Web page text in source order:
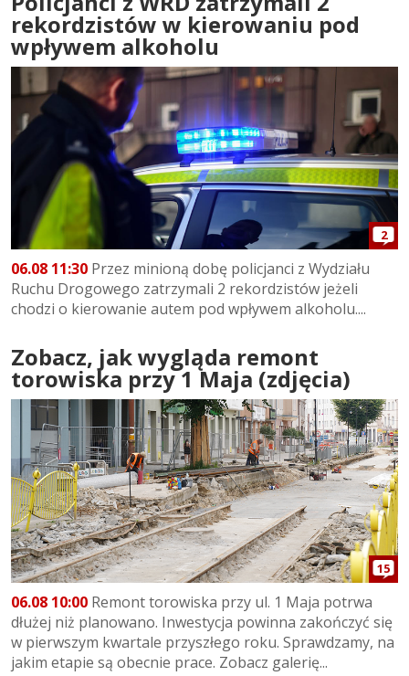
rekordzistów w kierowaniu pod
wpływem alkoholu
2
06.08 11:30 Przez minioną dobę policjanci z Wydziału
Ruchu Drogowego zatrzymali 2 rekordzistów jeżeli
chodzi o kierowanie autem pod wpływem alkoholu....
Zobacz, jak wygląda remont
torowiska przy 1 Maja (zdjęcia)
15
06.08 10:00 Remont torowiska przy ul. 1 Maja potrwa
dłużej niż planowano. Inwestycja powinna zakończyć się
w pierwszym kwartale przyszłego roku. Sprawdzamy, na
jakim etapie są obecnie prace. Zobacz galerię...